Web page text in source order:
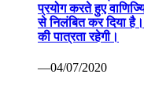
प्रयोग करते हुए
से निलंबित कर दिया है।
की पात्रता रहेगी।
—04/07/2020